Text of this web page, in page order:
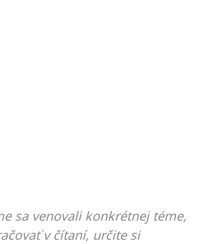
sa venovali konkrétnej téme,
v čítaní, určite si